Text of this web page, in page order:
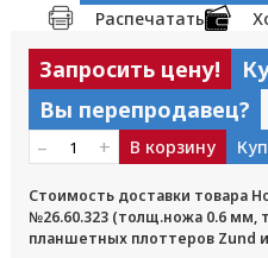
Распечатать
Запросить цену!
Вы перепродавец?
– + В корзину
Стоимость доставки товара
№26.60.323 (толщ.ножа 0.6 мм,
планшетных плоттеров Zund